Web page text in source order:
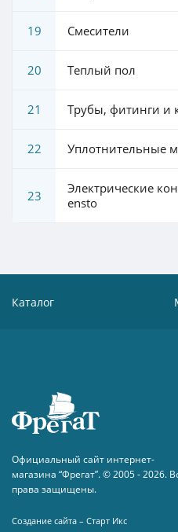
19 Смесители
20 Теплый пол
21 Трубы, фитинги и
22 Уплотнительные
23
Электрические
ensto
Каталог
Официальный сайт интернет-
магазина “Фрегат”. © 2005 - 2026.
права защищены.
Создание сайта – Старт Икс